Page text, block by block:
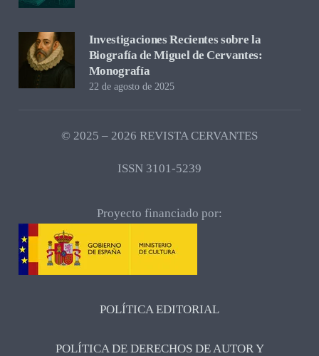
Investigaciones Recientes sobre la
Biografía de Miguel de Cervantes:
Monografía
22 de agosto de 2025
© 2025 – 2026 REVISTA CERVANTES
ISSN 3101-5239
Proyecto financiado por:
POLÍTICA EDITORIAL
POLÍTICA DE DERECHOS DE AUTOR Y